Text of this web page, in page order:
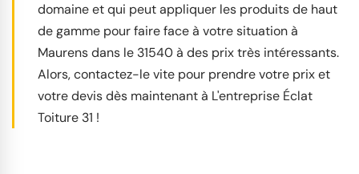
domaine et qui peut appliquer les produits de haut
de gamme pour faire face à votre situation à
Maurens dans le 31540 à des prix très intéressants.
Alors, contactez-le vite pour prendre votre prix et
votre devis dès maintenant à L'entreprise Éclat
Toiture 31 !